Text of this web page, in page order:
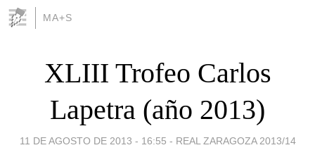
MA+S
XLIII Trofeo Carlos
Lapetra (año 2013)
11 DE AGOSTO DE 2013 - 16:55 - REAL ZARAGOZA 2013/14